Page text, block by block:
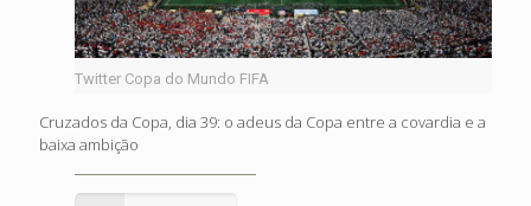
Twitter Copa do Mundo FIFA
Cruzados da Copa, dia 39: o adeus da Copa entre a covardia e a
baixa ambição